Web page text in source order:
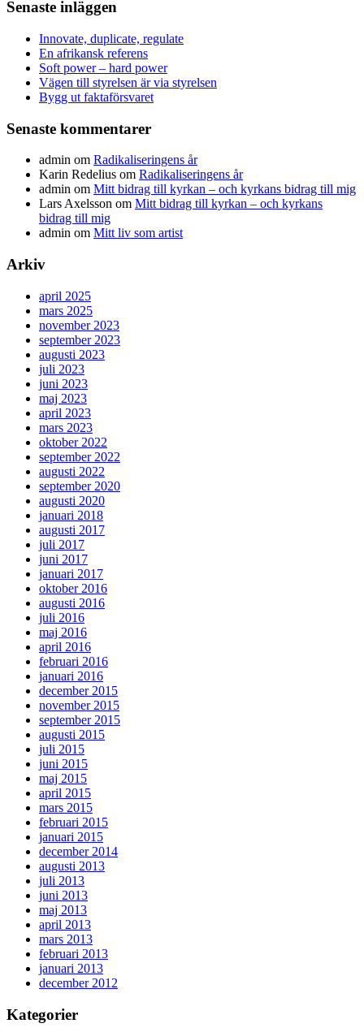
Senaste inläggen
Innovate, duplicate, regulate
En afrikansk referens
Soft power – hard power
Vägen till styrelsen är via styrelsen
Bygg ut faktaförsvaret
Senaste kommentarer
admin om Radikaliseringens år
Karin Redelius om Radikaliseringens år
admin om Mitt bidrag till kyrkan – och kyrkans bidrag till mig
Lars Axelsson om Mitt bidrag till kyrkan – och kyrkans
bidrag till mig
admin om Mitt liv som artist
Arkiv
april 2025
mars 2025
november 2023
september 2023
augusti 2023
juli 2023
juni 2023
maj 2023
april 2023
mars 2023
oktober 2022
september 2022
augusti 2022
september 2020
augusti 2020
januari 2018
augusti 2017
juli 2017
juni 2017
januari 2017
oktober 2016
augusti 2016
juli 2016
maj 2016
april 2016
februari 2016
januari 2016
december 2015
november 2015
september 2015
augusti 2015
juli 2015
juni 2015
maj 2015
april 2015
mars 2015
februari 2015
januari 2015
december 2014
augusti 2013
juli 2013
juni 2013
maj 2013
april 2013
mars 2013
februari 2013
januari 2013
december 2012
Kategorier